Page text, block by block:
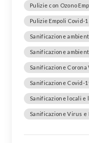
Pulizie con Ozono
Pulizie Empoli Covid-
Sanificazione
Sanificazione
Sanificazione Corona
Sanificazione Covid-
Sanificazione locali e
Sanificazione Virus e